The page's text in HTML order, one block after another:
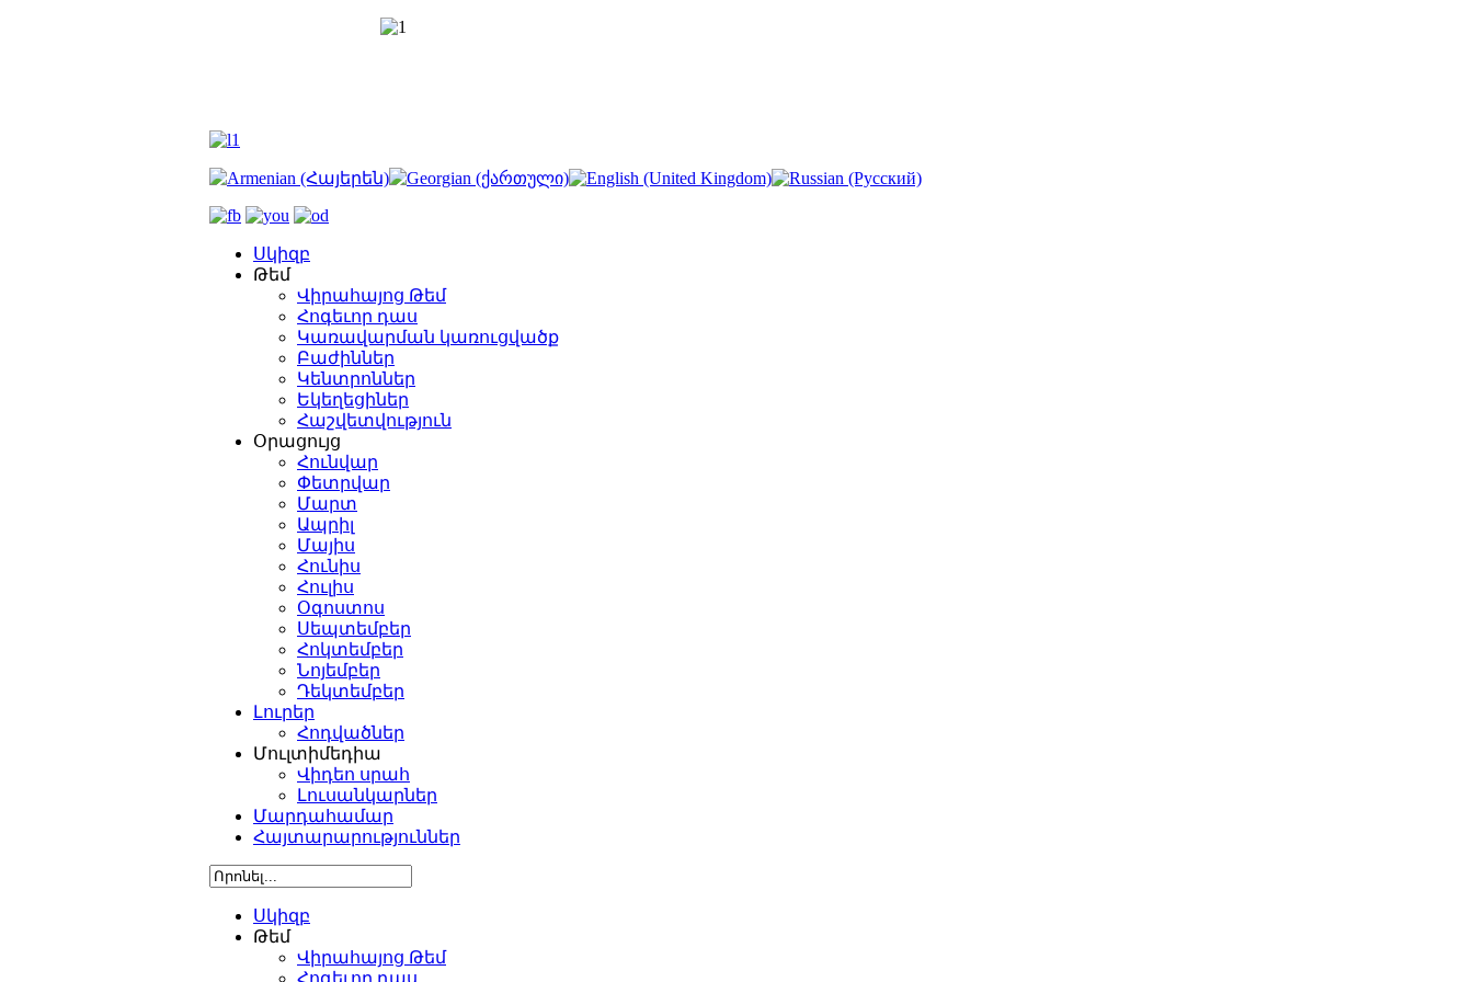
Սկիզբ
Թեմ
Վիրահայոց Թեմ
Հոգեւոր դաս
Կառավարման կառուցվածք
Բաժիններ
Կենտրոններ
Եկեղեցիներ
Հաշվետվություն
Օրացույց
Հունվար
Փետրվար
Մարտ
Ապրիլ
Մայիս
Հունիս
Հուլիս
Օգոստոս
Սեպտեմբեր
Հոկտեմբեր
Նոյեմբեր
Դեկտեմբեր
Լուրեր
Հոդվածներ
Մուլտիմեդիա
Վիդեո սրահ
Լուսանկարներ
Մարդահամար
Հայտարարություններ
Սկիզբ
Թեմ
Վիրահայոց Թեմ
Հոգեւոր դաս